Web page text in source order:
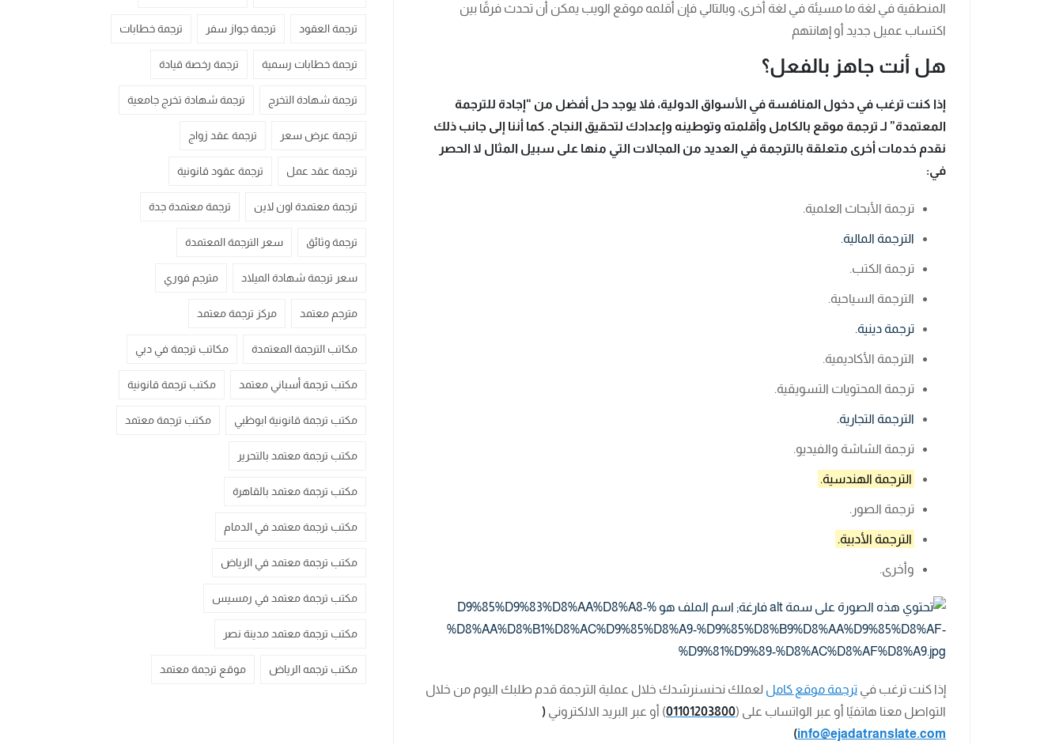
المنطقية في لغة ما مسيئة في لغة أخرى، وبالتالي فإن أقلمه موقع الويب يمكن أن تحدث فرقًا بين
اكتساب عميل جديد أو إهانتهم
هل أنت جاهز بالفعل؟
إذا كنت ترغب في دخول المنافسة في الأسواق الدولية، فلا يوجد حل أفضل من “إجادة للترجمة
المعتمدة” لـ ترجمة موقع بالكامل وأقلمته وتوطينه وإعدادك لتحقيق النجاح. كما أننا إلى جانب ذلك
نقدم خدمات أخرى متعلقة بالترجمة في العديد من المجالات التي منها على سبيل المثال لا الحصر
في:
ترجمة الأبحاث العلمية.
الترجمة المالية.
ترجمة الكتب.
الترجمة السياحية.
ترجمة دينية.
الترجمة الأكاديمية.
ترجمة المحتويات التسويقية.
الترجمة التجارية.
ترجمة الشاشة والفيديو.
الترجمة الهندسية.
ترجمة الصور.
الترجمة الأدبية.
وأخرى.
إذا كنت ترغب في ترجمة موقع كامل لعملك نحنسنرشدك خلال عملية الترجمة قدم طلبك اليوم من خلال
التواصل معنا هاتفيًا أو عبر الواتساب على (01101203800) أو عبر البريد الالكتروني (
info@ejadatranslate.com
)
ترجمة العقود ترجمة جواز سفر ترجمة خطابات
ترجمة خطابات رسمية ترجمة رخصة قيادة
ترجمة شهادة التخرج ترجمة شهادة تخرج جامعية
ترجمة عرض سعر ترجمة عقد زواج
ترجمة عقد عمل ترجمة عقود قانونية
ترجمة معتمدة اون لاين ترجمة معتمدة جدة
ترجمة وثائق سعر الترجمة المعتمدة
سعر ترجمة شهادة الميلاد مترجم فوري
مترجم معتمد مركز ترجمة معتمد
مكاتب الترجمة المعتمدة مكاتب ترجمة في دبي
مكتب ترجمة أسباني معتمد مكتب ترجمة قانونية
مكتب ترجمة قانونية ابوظبي مكتب ترجمة معتمد
مكتب ترجمة معتمد بالتحرير
مكتب ترجمة معتمد بالقاهرة
مكتب ترجمة معتمد في الدمام
مكتب ترجمة معتمد في الرياض
مكتب ترجمة معتمد في رمسيس
مكتب ترجمة معتمد مدينة نصر
مكتب ترجمه الرياض موقع ترجمة معتمد